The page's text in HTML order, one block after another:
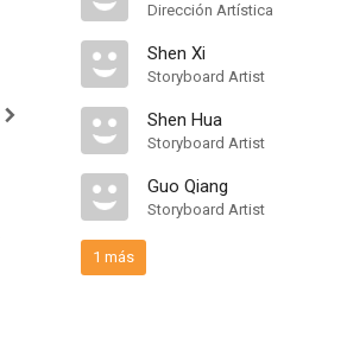
Dirección Artística
Shen Xi
Storyboard Artist
Shen Hua
Storyboard Artist
Guo Qiang
Storyboard Artist
1 más